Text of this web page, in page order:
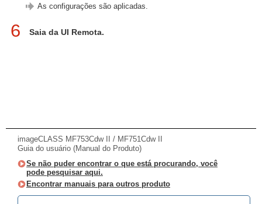
As configurações são aplicadas.
6 Saia da UI Remota.
imageCLASS MF753Cdw II / MF751Cdw II
Guia do usuário (Manual do Produto)
Se não puder encontrar o que está procurando, você
pode pesquisar aqui.
Encontrar manuais para outros produto